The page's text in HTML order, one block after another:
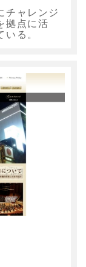
チャレンジ
拠点に活
る。